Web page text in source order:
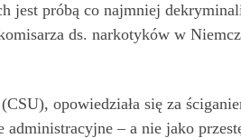
jest próbą co najmniej
ds. narkotyków w
opowiedziała się za
– a nie jako